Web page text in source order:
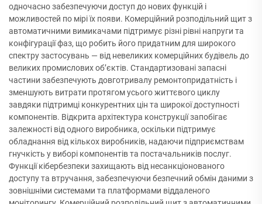
одночасно забезпечуючи доступ до нових функцій і
можливостей по мірі їх появи. Комерційний розподільний щит з
автоматичними вимикачами підтримує різні рівні напруги та
конфігурації фаз, що робить його придатним для широкого
спектру застосувань — від невеликих комерційних будівель до
великих промислових об’єктів. Стандартизовані запасні
частини забезпечують довготривалу ремонтопридатність і
зменшують витрати протягом усього життєвого циклу
завдяки підтримці конкурентних цін та широкої доступності
компонентів. Відкрита архітектура конструкції запобігає
залежності від одного виробника, оскільки підтримує
обладнання від кількох виробників, надаючи підприємствам
гнучкість у виборі компонентів та постачальників послуг.
Функції кібербезпеки захищають від несанкціонованого
доступу та втручання, забезпечуючи безпечний обмін даними з
зовнішніми системами та платформами віддаленого